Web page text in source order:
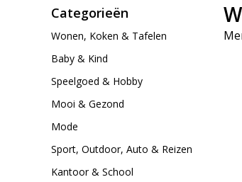
Categorieën
Wonen, Koken & Tafelen
Baby & Kind
Speelgoed & Hobby
Mooi & Gezond
Mode
Sport, Outdoor, Auto & Reizen
Kantoor & School